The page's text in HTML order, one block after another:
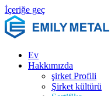
İçeriğe geç
Ev
Hakkımızda
şirket Profili
Şirket kültürü